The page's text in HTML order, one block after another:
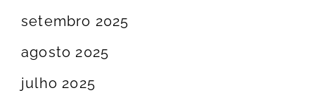
setembro 2025
agosto 2025
julho 2025